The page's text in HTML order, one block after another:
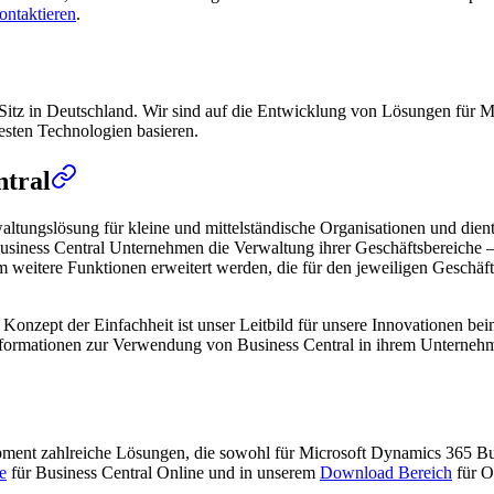
.
in Deutschland. Wir sind auf die Entwicklung von Lösungen für
Technologien basieren.
für kleine und mittelständische Organisationen und
Central Unternehmen die Verwaltung ihrer
Funktionen erweitert werden, die für den jeweiligen
der Einfachheit ist unser Leitbild für unsere Innovationen
zur Verwendung von Business Central in ihrem
zahlreiche Lösungen, die sowohl für Microsoft Dynamics 365
für Business Central Online und in unserem Download Bereich für